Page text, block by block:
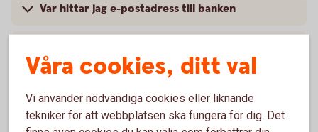
Var hittar jag e-postadress till banken
produkter och tjänster?
Våra cookies, ditt val
Vi använder nödvändiga cookies eller liknande
tekniker för att webbplatsen ska fungera för dig. Det